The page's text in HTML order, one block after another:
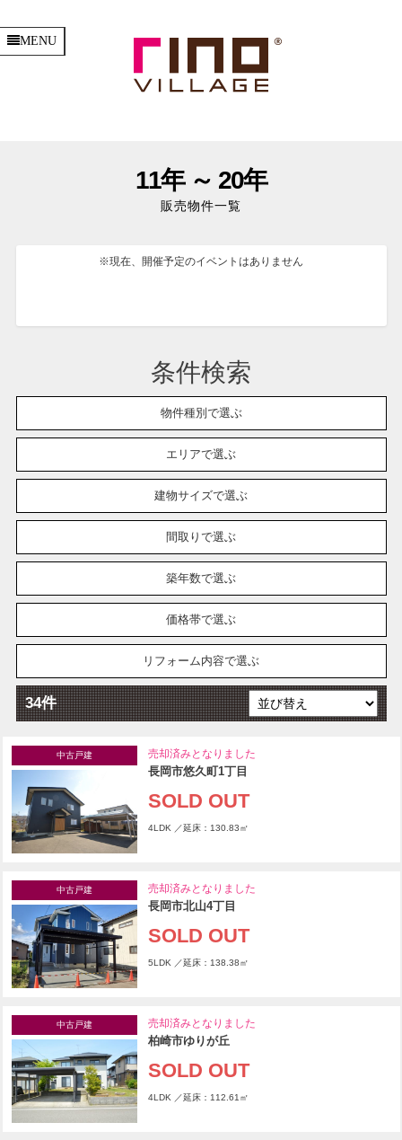
MENU
11年 ～ 20年
販売物件一覧
※現在、開催予定のイベントはありません
条件検索
物件種別で選ぶ
エリアで選ぶ
建物サイズで選ぶ
間取りで選ぶ
築年数で選ぶ
価格帯で選ぶ
リフォーム内容で選ぶ
34件
中古戸建 売却済みとなりました
長岡市悠久町1丁目
SOLD OUT
4LDK ／延床：130.83㎡
中古戸建 売却済みとなりました
長岡市北山4丁目
SOLD OUT
5LDK ／延床：138.38㎡
中古戸建 売却済みとなりました
柏崎市ゆりが丘
SOLD OUT
4LDK ／延床：112.61㎡